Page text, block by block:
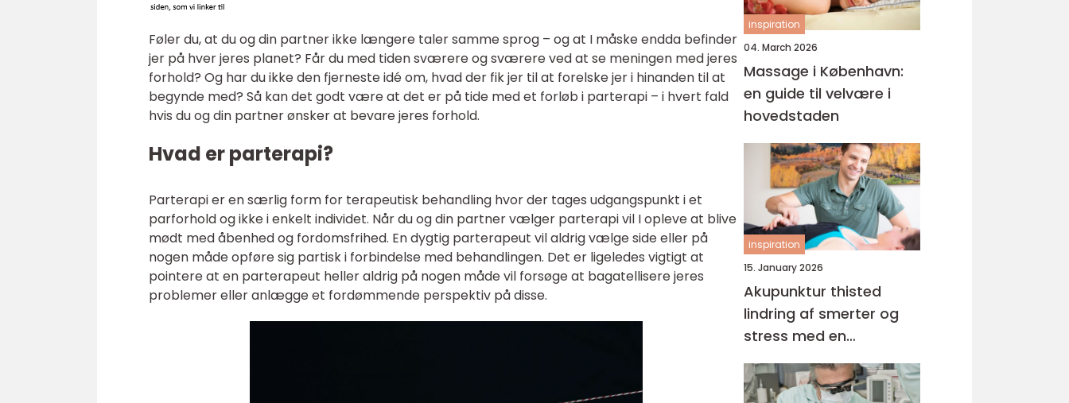
Føler du, at du og din partner ikke længere taler samme sprog – og at I måske endda befinder
jer på hver jeres planet? Får du med tiden sværere og sværere ved at se meningen med jeres
forhold? Og har du ikke den fjerneste idé om, hvad der fik jer til at forelske jer i hinanden til at
begynde med? Så kan det godt være at det er på tide med et forløb i parterapi – i hvert fald
hvis du og din partner ønsker at bevare jeres forhold.
Hvad er parterapi?
Parterapi er en særlig form for terapeutisk behandling hvor der tages udgangspunkt i et
parforhold og ikke i enkelt individet. Når du og din partner vælger parterapi vil I opleve at blive
mødt med åbenhed og fordomsfrihed. En dygtig parterapeut vil aldrig vælge side eller på
nogen måde opføre sig partisk i forbindelse med behandlingen. Det er ligeledes vigtigt at
pointere at en parterapeut heller aldrig på nogen måde vil forsøge at bagatellisere jeres
problemer eller anlægge et fordømmende perspektiv på disse.
inspiration
04. March 2026
Massage i København:
en guide til velvære i
hovedstaden
inspiration
15. January 2026
Akupunktur thisted
lindring af smerter og
stress med en
helhedsorienteret
tilgang